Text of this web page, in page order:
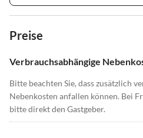
Preise
Verbrauchsabhängige
Bitte beachten Sie, dass zusätzlich
Nebenkosten anfallen können. Bei
bitte direkt den Gastgeber.